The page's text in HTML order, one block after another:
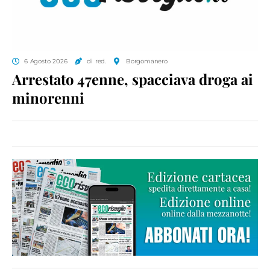
6 Agosto 2026 di red. Borgomanero
Arrestato 47enne, spacciava droga ai
minorenni